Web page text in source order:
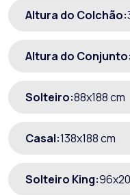
Altura do Colchão:
Altura do Conjunto:
Solteiro:88x188 cm
Casal:138x188 cm
Solteiro King: